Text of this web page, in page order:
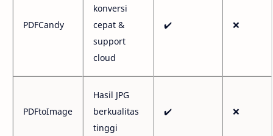
PDFCandy
konversi
cepat &
support
cloud
✔️ ❌
PDFtoImage
Hasil JPG
berkualitas
tinggi
✔️ ❌